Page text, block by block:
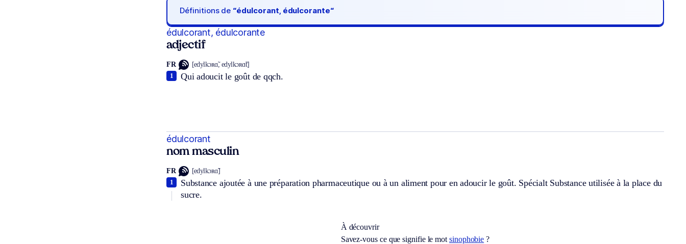
Définitions de “édulcorant, édulcorante“
édulcorant, édulcorante
adjectif
FR [edylkɔʀɑ̃, edylkɔʀɑ̃t]
Qui adoucit le goût de qqch.
1
édulcorant
nom masculin
FR [edylkɔʀɑ̃]
Substance ajoutée à une préparation pharmaceutique ou à un aliment pour en adoucir le goût. Spécialt Substance utilisée à la place du
sucre.
1
À découvrir
Savez-vous ce que signifie le mot sinophobie ?